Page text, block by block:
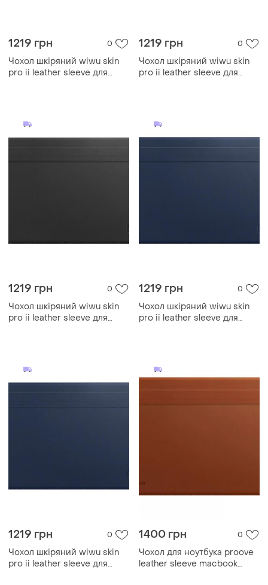
1219 грн 0
Чохол шкіряний wiwu skin
pro ii leather sleeve для
1219 грн 0
Чохол шкіряний wiwu skin
pro ii leather sleeve для
1219 грн 0
Чохол шкіряний wiwu skin
pro ii leather sleeve для
1219 грн 0
Чохол шкіряний wiwu skin
pro ii leather sleeve для
1219 грн 0
Чохол шкіряний wiwu skin
pro ii leather sleeve для
1400 грн 0
Чохол для ноутбука proove
leather sleeve macbook